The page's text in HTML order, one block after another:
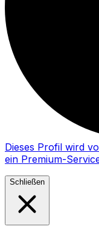
Dieses Profil wird
ein Premium-
Schließen